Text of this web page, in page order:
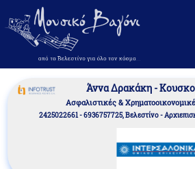
Άννα Δρακάκη -
Aσφαλιστικές &
2425022661 - 6936757725, Βελεστίνο -